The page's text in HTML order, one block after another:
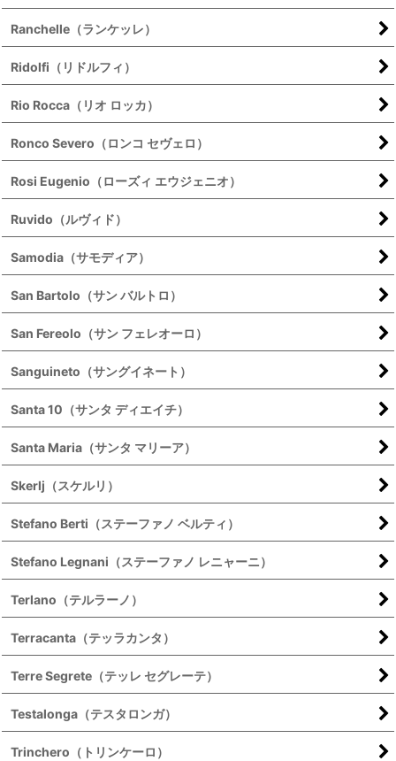
Ranchelle（ランケッレ）
Ridolfi（リドルフィ）
Rio Rocca（リオ ロッカ）
Ronco Severo（ロンコ セヴェロ）
Rosi Eugenio（ローズィ エウジェニオ）
Ruvido（ルヴィド）
Samodia（サモディア）
San Bartolo（サン バルトロ）
San Fereolo（サン フェレオーロ）
Sanguineto（サングイネート）
Santa 10（サンタ ディエイチ）
Santa Maria（サンタ マリーア）
Skerlj（スケルリ）
Stefano Berti（ステーファノ ベルティ）
Stefano Legnani（ステーファノ レニャーニ）
Terlano（テルラーノ）
Terracanta（テッラカンタ）
Terre Segrete（テッレ セグレーテ）
Testalonga（テスタロンガ）
Trinchero（トリンケーロ）